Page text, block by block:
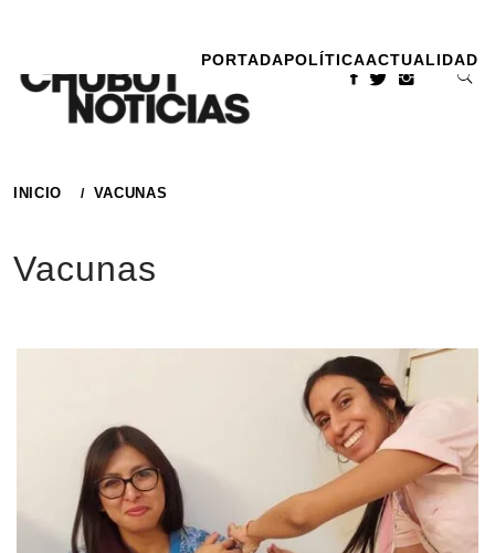
contenido
PORTADAPOLÍTICAACTUALIDAD
INICIO VACUNAS
Vacunas